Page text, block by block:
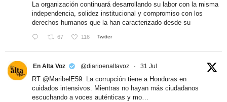
La organización continuará desarrollando su labor con la misma
independencia, solidez institucional y compromiso con los
derechos humanos que la han caracterizado desde su
67 116 Twitter
En Alta Voz @diarioenaltavoz · 31 Jul
RT @MaribelE59: La corrupción tiene a Honduras en
cuidados intensivos. Mientras no hayan más ciudadanos
escuchando a voces auténticas y mo…